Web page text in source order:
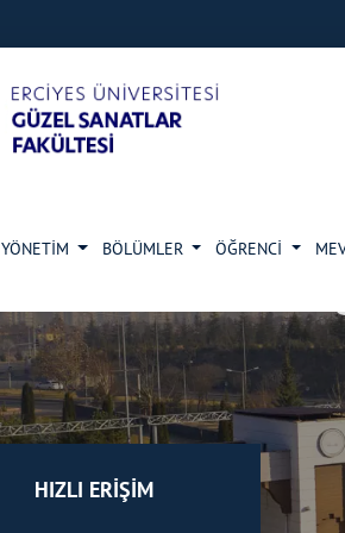
YÖNETİM BÖLÜMLER ÖĞRENCİ
HIZLI ERİŞİM